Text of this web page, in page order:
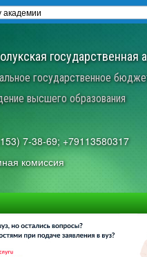
государственная
государственное
высшего образования
7-38-69; +79113580317
комиссия